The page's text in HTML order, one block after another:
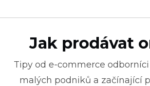
Jak prodávat
Tipy od e-commerce
malých podniků a začínající